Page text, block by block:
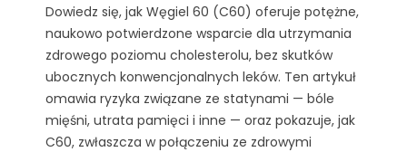
Dowiedz się, jak Węgiel 60 (C60) oferuje potężne,
naukowo potwierdzone wsparcie dla utrzymania
zdrowego poziomu cholesterolu, bez skutków
ubocznych konwencjonalnych leków. Ten artykuł
omawia ryzyka związane ze statynami — bóle
mięśni, utrata pamięci i inne — oraz pokazuje, jak
C60, zwłaszcza w połączeniu ze zdrowymi